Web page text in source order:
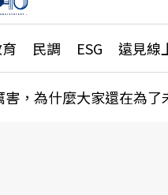
民調 ESG 遠見線
學、職涯攻略
施政調查全解析
更
，為什麼大家還在為了